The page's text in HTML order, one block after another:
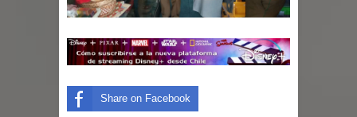
de la provincia de Linares
Municipalidad de Curicó apuesta a la
con nuevas pantallas interactivas del
Share on Facebook